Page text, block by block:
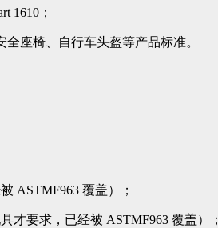
1610；
座椅、自行车头盔等产品标准。
ASTMF963 覆盖）；
才要求，已经被 ASTMF963 覆盖）；